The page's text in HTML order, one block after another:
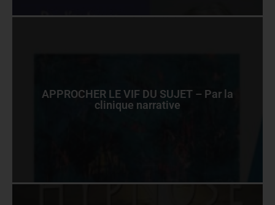
APPROCHER LE VIF DU SUJET – Par la
clinique narrative